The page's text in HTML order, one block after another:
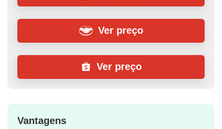
Ver preço
Ver preço
Vantagens